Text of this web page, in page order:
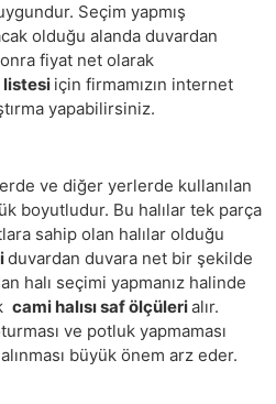
Seçim yapmış
olduğu alanda duvardan
fiyat net olarak
listesi için firmamızın internet
yapabilirsiniz.
ve diğer yerlerde kullanılan
boyutludur. Bu halılar tek parça
sahip olan halılar olduğu
duvardan duvara net bir şekilde
halı seçimi yapmanız halinde
cami halısı saf ölçülerialır.
ve potluk yapmaması
büyük önem arz eder.